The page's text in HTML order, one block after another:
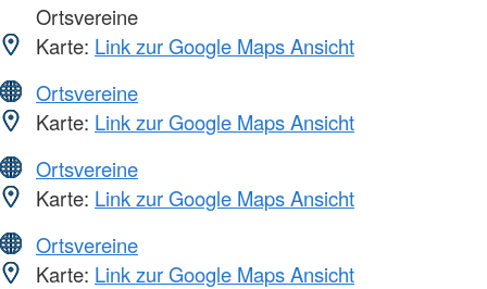
Ortsvereine
Karte: Link zur Google Maps Ansicht
Ortsvereine
Karte: Link zur Google Maps Ansicht
Ortsvereine
Karte: Link zur Google Maps Ansicht
Ortsvereine
Karte: Link zur Google Maps Ansicht